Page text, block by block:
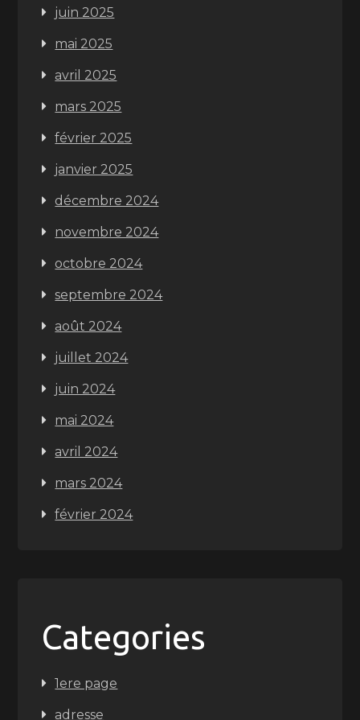
juin 2025
mai 2025
avril 2025
mars 2025
février 2025
janvier 2025
décembre 2024
novembre 2024
octobre 2024
septembre 2024
août 2024
juillet 2024
juin 2024
mai 2024
avril 2024
mars 2024
février 2024
Categories
1ere page
adresse